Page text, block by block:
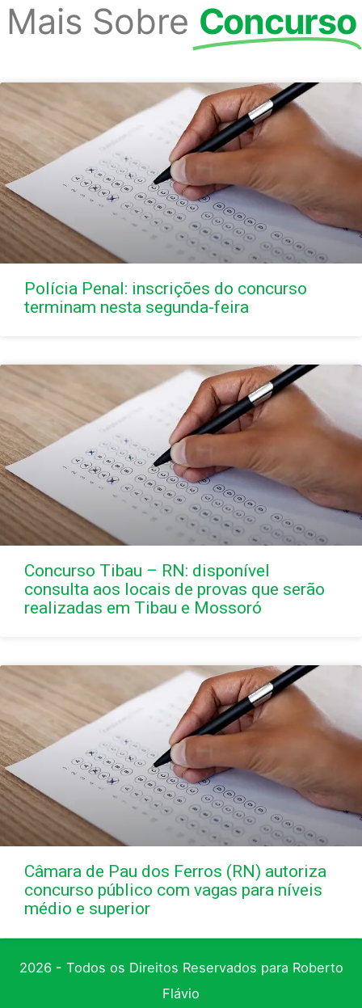
Mais Sobre Concurso
Polícia Penal: inscrições do concurso
terminam nesta segunda-feira
Concurso Tibau – RN: disponível
consulta aos locais de provas que serão
realizadas em Tibau e Mossoró
Câmara de Pau dos Ferros (RN) autoriza
concurso público com vagas para níveis
médio e superior
2026 - Todos os Direitos Reservados para Roberto
Flávio